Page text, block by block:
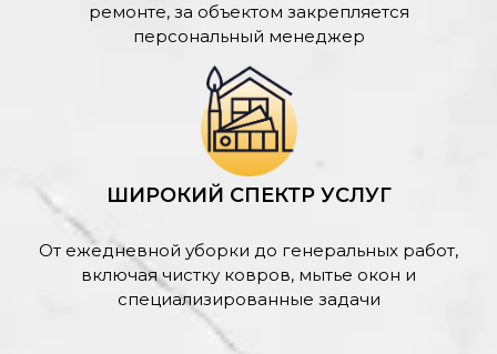
ремонте, за объектом закрепляется
персональный менеджер
ШИРОКИЙ СПЕКТР УСЛУГ
От ежедневной уборки до генеральных работ,
включая чистку ковров, мытье окон и
специализированные задачи